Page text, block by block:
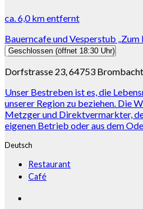
ca. 6,0 kmentfernt
Bauerncafe und Vesperstub „Zum
Geschlossen (öffnet 18:30 Uhr)
Dorfstrasse 23, 64753
Unser Bestreben ist es, die
unserer Region zu beziehen. Die
Metzger und Direktvermarkter,
eigenen Betrieb oder aus dem
Deutsch
Restaurant
Café